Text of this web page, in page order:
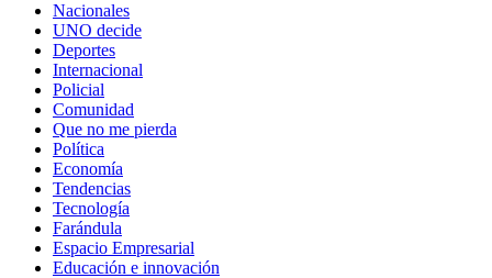
Nacionales
UNO decide
Deportes
Internacional
Policial
Comunidad
Que no me pierda
Política
Economía
Tendencias
Tecnología
Farándula
Espacio Empresarial
Educación e innovación